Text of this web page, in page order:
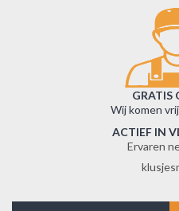
GRATIS
Wij komen
ACTIEF IN
Ervaren